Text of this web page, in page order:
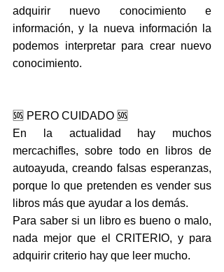
adquirir nuevo conocimiento e
información, y la nueva información la
podemos interpretar para crear nuevo
conocimiento.
🆘 PERO CUIDADO 🆘
En la actualidad hay muchos
mercachifles, sobre todo en libros de
autoayuda, creando falsas esperanzas,
porque lo que pretenden es vender sus
libros más que ayudar a los demás.
Para saber si un libro es bueno o malo,
nada mejor que el CRITERIO, y para
adquirir criterio hay que leer mucho.